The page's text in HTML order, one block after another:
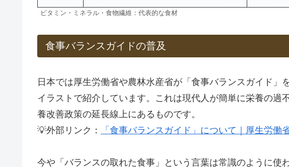
ビタミン・ミネラル・食物繊維：代表的な食材
食事バランスガイドの普及
日本では厚生労働省や農林水産省が「食事バランスガイド」
イラストで紹介しています。これは現代人が簡単に栄養の過
養改善政策の延長線上にあるものです。
💡外部リンク：
「食事バランスガイド」について｜厚生労働
今や「バランスの取れた食事」という言葉は常識のように使